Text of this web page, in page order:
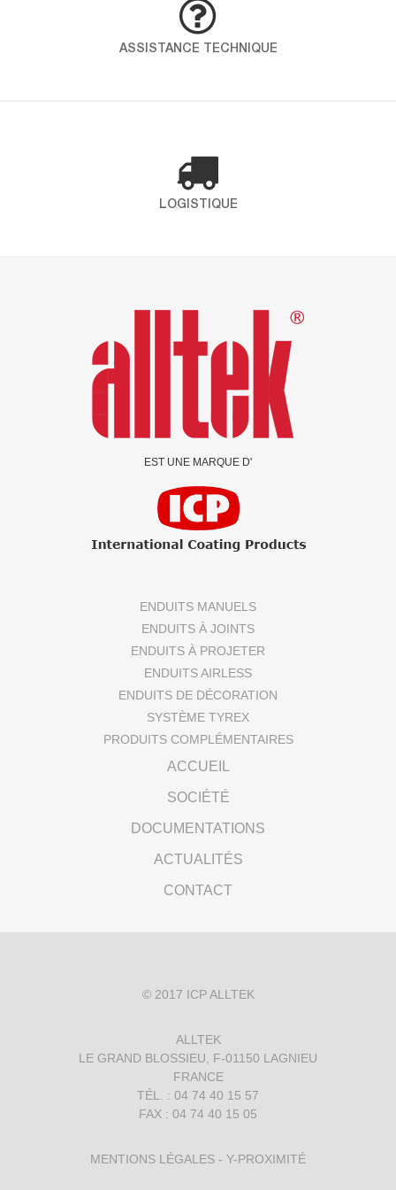
démarche globale pour intégrer qualité, santé,
sécurité et environnement dans toutes les
opérations. En choississant ICP – Alltek, vous
ASSISTANCE TECHNIQUE
LOGISTIQUE
EST UNE MARQUE D'
ENDUITS MANUELS
ENDUITS À JOINTS
ENDUITS À PROJETER
ENDUITS AIRLESS
ENDUITS DE DÉCORATION
SYSTÈME TYREX
PRODUITS COMPLÉMENTAIRES
ACCUEIL
SOCIÉTÉ
DOCUMENTATIONS
ACTUALITÉS
CONTACT
© 2017 ICP ALLTEK
ALLTEK
LE GRAND BLOSSIEU, F-01150 LAGNIEU
FRANCE
TÉL. : 04 74 40 15 57
FAX : 04 74 40 15 05
MENTIONS LÉGALES - Y-PROXIMITÉ